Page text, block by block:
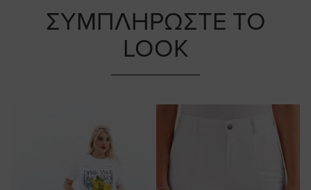
ΣΥΜΠΛΗΡΩΣΤΕ ΤΟ
LOOK